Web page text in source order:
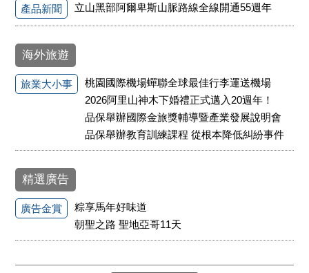
產品新聞 立山黑部阿爾卑斯山脈路線全線開通55週年
海外旅遊
旅業大小事
桃園國際機場蟬聯全球最佳行李運送機場
2026阿里山神木下婚禮正式邁入20週年！
品保舉辦國際金旅獎輔導暨產業發展說明會
品保舉辦教育訓練課程 從根本降低糾紛事件
精選廣告
廣告金賞
粽享馬年好味道
朝聖之路 聖地亞哥11天